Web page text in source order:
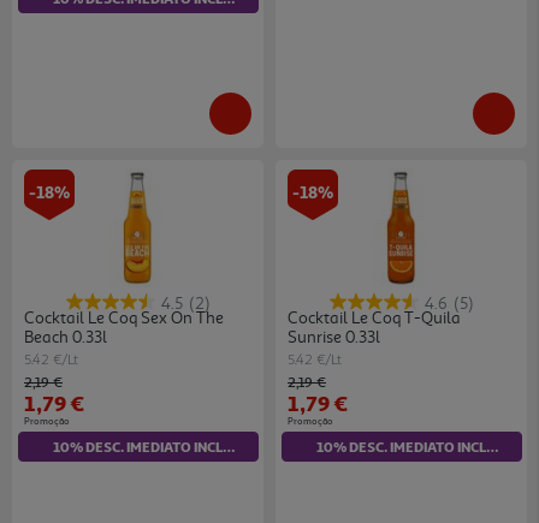
-18%
4.5 (2)
Cocktail Le Coq Sex On The
Beach 0.33l
5.42 €/Lt
Price reduced from
2,19 €to
1,79 €
Promoção
10% DESC. IMEDIATO INCLUÍDO
-18%
4.6 (5)
Cocktail Le Coq T-Quila
Sunrise 0.33l
5.42 €/Lt
Price reduced from
2,19 €to
1,79 €
Promoção
10% DESC. IMEDIATO INCLUÍDO